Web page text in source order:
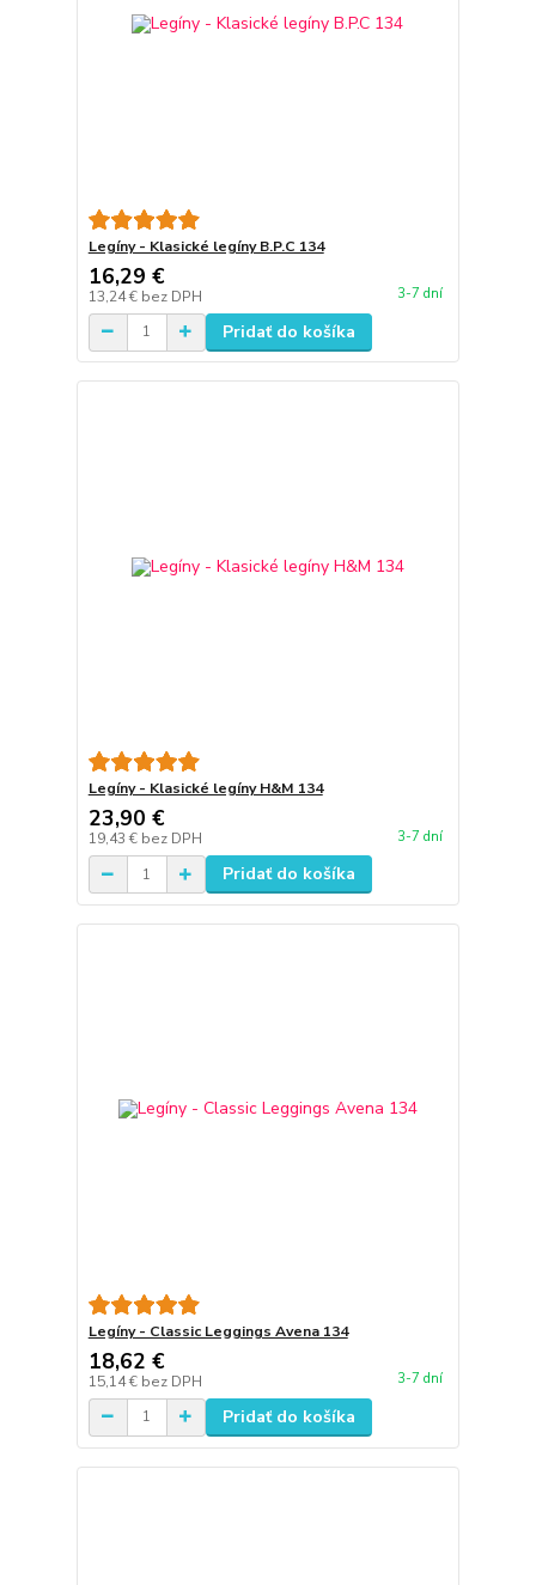
Legíny - Klasické legíny B.P.C 134
16,29 €
13,24 € bez DPH 3-7 dní
Pridať do košíka
Legíny - Klasické legíny H&M 134
23,90 €
19,43 € bez DPH 3-7 dní
Pridať do košíka
Legíny - Classic Leggings Avena 134
18,62 €
15,14 € bez DPH 3-7 dní
Pridať do košíka